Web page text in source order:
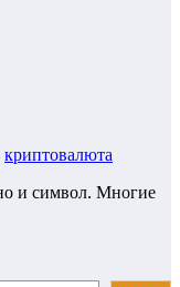
криптовалюта
и символ. Многие